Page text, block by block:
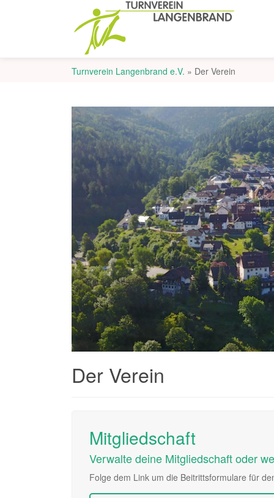
Turnverein Langenbrand e.V. » Der Verein
Der Verein
Mitgliedschaft
Verwalte deine Mitgliedschaft oder
Folge dem Link um die Beitrittsformulare für